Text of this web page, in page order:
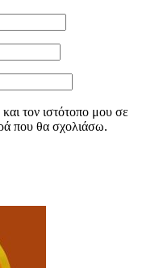
τον ιστότοπο μου σε
που θα σχολιάσω.